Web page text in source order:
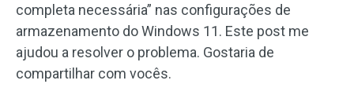
completa necessária” nas configurações de
armazenamento do Windows 11. Este post me
ajudou a resolver o problema. Gostaria de
compartilhar com vocês.